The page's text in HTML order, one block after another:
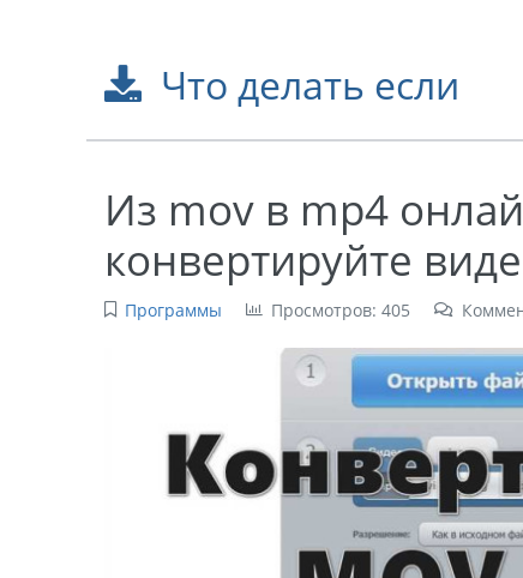
Что делать если
Из mov в mp4
конвертируйте
Программы Просмотров: 405